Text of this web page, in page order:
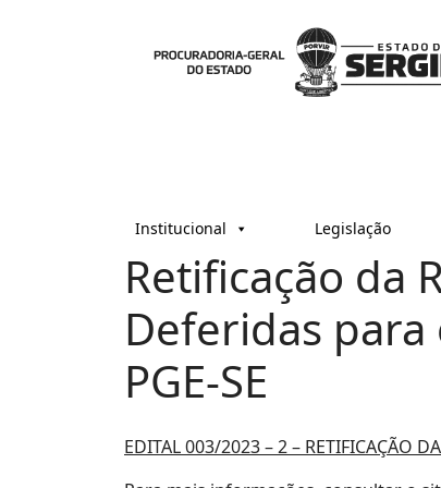
Institucional Legislação
Retificação da
Deferidas para
PGE-SE
EDITAL 003/2023 – 2 – RETIFICAÇÃO